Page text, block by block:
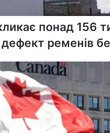
понад 156
ременів